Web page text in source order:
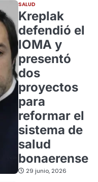
SALUD
Kreplak
defendió el
IOMA y
presentó
dos
proyectos
para
reformar el
sistema de
salud
bonaerense
29 junio, 2026